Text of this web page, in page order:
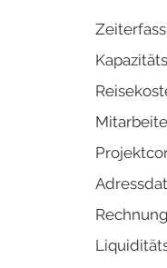
Kapazitä
Reisek
Projektco
Adressd
Liquidi